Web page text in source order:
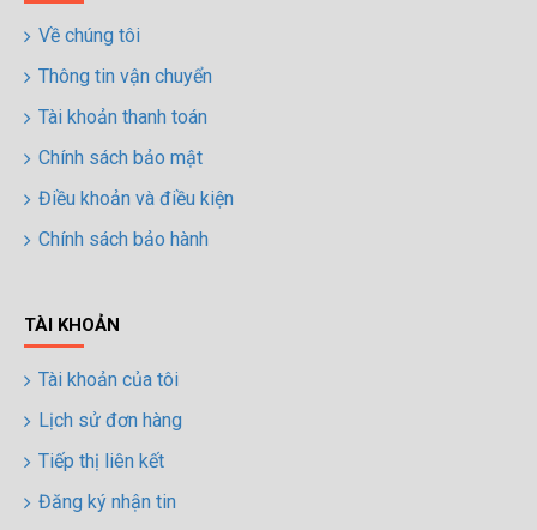
Về chúng tôi
Thông tin vận chuyển
Tài khoản thanh toán
Chính sách bảo mật
Điều khoản và điều kiện
Chính sách bảo hành
TÀI KHOẢN
Tài khoản của tôi
Lịch sử đơn hàng
Tiếp thị liên kết
Đăng ký nhận tin